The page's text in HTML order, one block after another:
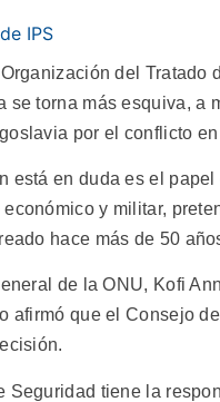
IPS
del Tratado
se torna más esquiva, a
por el conflicto
está en duda es el
y militar,
hace más de 50
de la ONU, Kofi
afirmó que el Consejo
Seguridad tiene la